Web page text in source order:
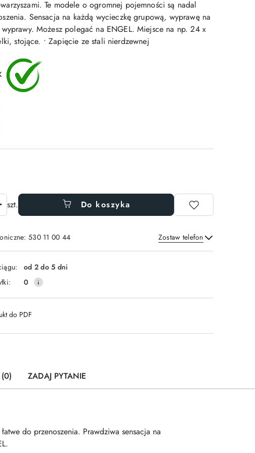
Te modele o ogromnej pojemności są nadal
Sensacja na każdą wycieczkę grupową, wyprawę na
wyprawy. Możesz polegać na ENGEL. Miejsce na np. 24 x
stojące. • Zapięcie ze stali nierdzewnej
szt. Do koszyka
530 11 00 44 Zostaw telefon
Wyślij
od 2 do 5 dni
0
do PDF
ZADAJ PYTANIE
do przenoszenia. Prawdziwa sensacja na